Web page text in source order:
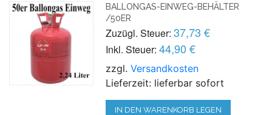
BALLONGAS-EINWEG-BEHÄLTER
/50ER
Zuzügl. Steuer: 37,73 €
Inkl. Steuer: 44,90 €
zzgl.Versandkosten
Lieferzeit: lieferbar sofort
IN DEN WARENKORB LEGEN